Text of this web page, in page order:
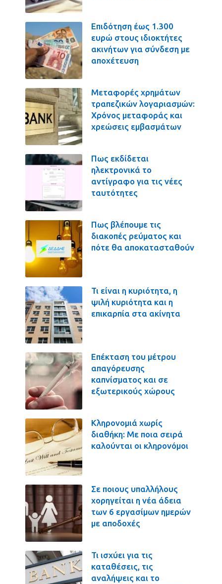
Επιδότηση έως 1.300
ευρώ στους ιδιοκτήτες
ακινήτων για σύνδεση με
αποχέτευση
Μεταφορές χρημάτων
τραπεζικών λογαριασμών:
Χρόνος μεταφοράς και
χρεώσεις εμβασμάτων
Πως εκδίδεται
ηλεκτρονικά το
αντίγραφο για τις νέες
ταυτότητες
Πως βλέπουμε τις
διακοπές ρεύματος και
πότε θα αποκατασταθούν
Τι είναι η κυριότητα, η
ψιλή κυριότητα και η
επικαρπία στα ακίνητα
Επέκταση του μέτρου
απαγόρευσης
καπνίσματος και σε
εξωτερικούς χώρους
Κληρονομιά χωρίς
διαθήκη: Με ποια σειρά
καλούνται οι κληρονόμοι
Σε ποιους υπαλλήλους
χορηγείται η νέα άδεια
των 6 εργασίμων ημερών
με αποδοχές
Τι ισχύει για τις
καταθέσεις, τις
αναλήψεις και το